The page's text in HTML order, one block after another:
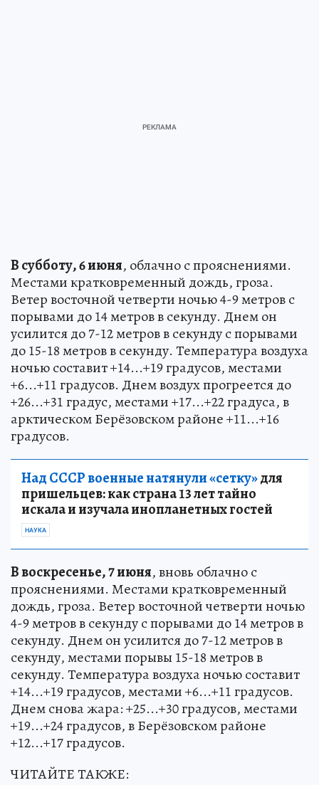
В субботу, 6 июня, облачно с прояснениями.
Местами кратковременный дождь, гроза.
Ветер восточной четверти ночью 4-9 метров с
порывами до 14 метров в секунду. Днем он
усилится до 7-12 метров в секунду с порывами
до 15-18 метров в секунду. Температура воздуха
ночью составит +14...+19 градусов, местами
+6...+11 градусов. Днем воздух прогреется до
+26...+31 градус, местами +17...+22 градуса, в
арктическом Берёзовском районе +11...+16
градусов.
Над СССР военные натянули «сетку»для
пришельцев: как страна 13 лет тайно
искала и изучала инопланетных гостей
НАУКА
В воскресенье, 7 июня, вновь облачно с
прояснениями. Местами кратковременный
дождь, гроза. Ветер восточной четверти ночью
4-9 метров в секунду с порывами до 14 метров в
секунду. Днем он усилится до 7-12 метров в
секунду, местами порывы 15-18 метров в
секунду. Температура воздуха ночью составит
+14...+19 градусов, местами +6...+11 градусов.
Днем снова жара: +25...+30 градусов, местами
+19...+24 градусов, в Берёзовском районе
+12...+17 градусов.
ЧИТАЙТЕ ТАКЖЕ: